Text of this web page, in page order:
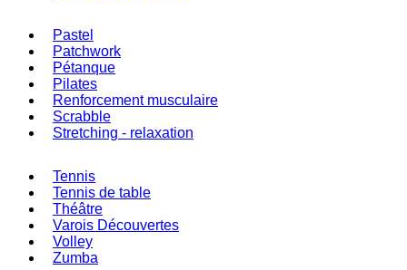
Pastel
Patchwork
Pétanque
Pilates
Renforcement musculaire
Scrabble
Stretching - relaxation
Tennis
Tennis de table
Théâtre
Varois Découvertes
Volley
Zumba